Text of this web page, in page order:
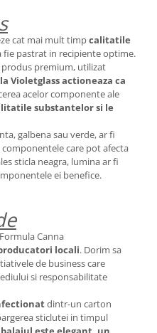
cat mai mult timpcalitatile
fie pastrat in recipiente optime.
produs premium, utilizat
Violetglass actioneaza ca
acelor componente ale
substantelor si le
galbena sau verde, ar fi
care pot afecta
sticla neagra, lumina ar fi
ei benefice.
Canna
locali. Dorim sa
de business care
si responsabilitate
dintr-un carton
sticlutei in timpul